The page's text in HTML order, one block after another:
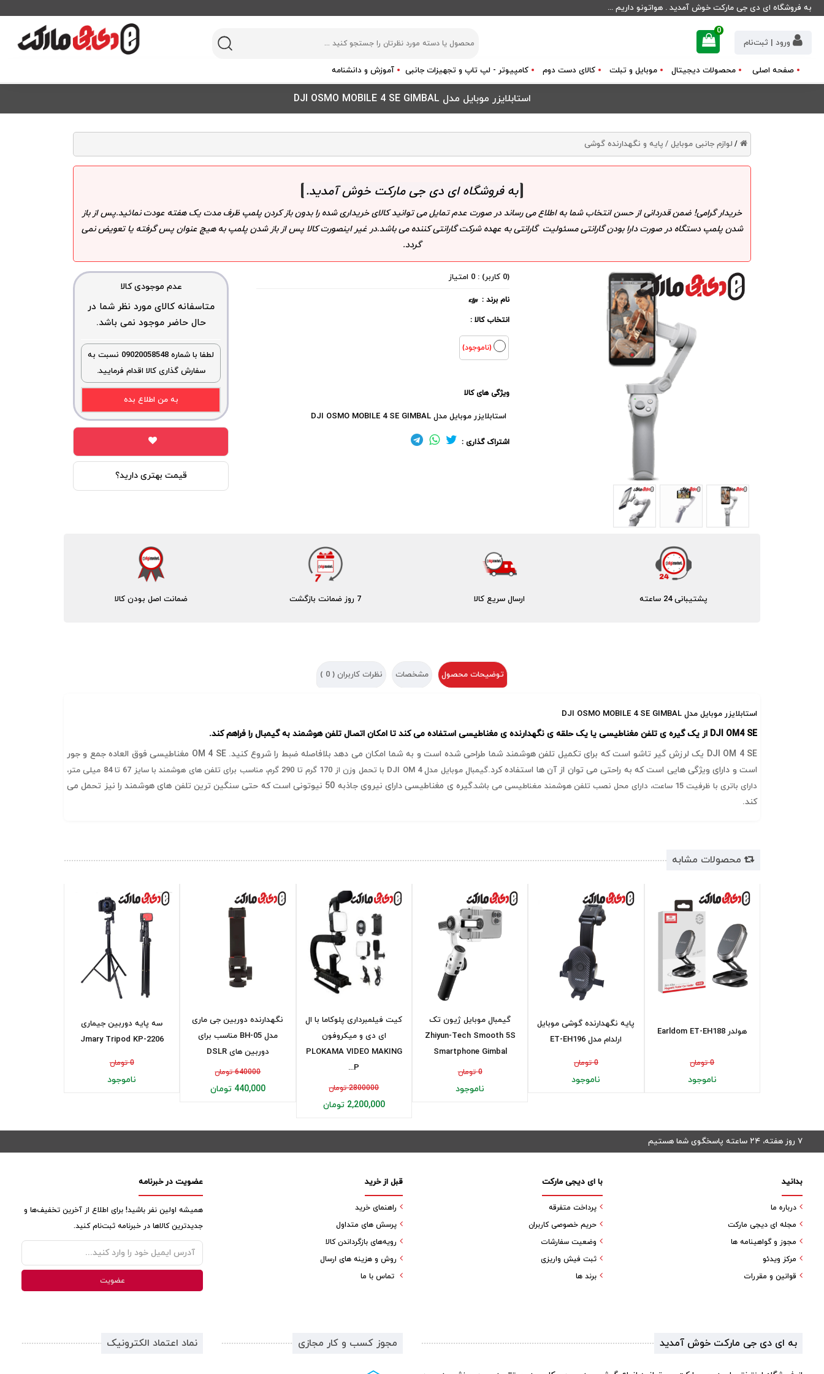
به فروشگاه ای دی جی مارکت خوش آمدید . هواتونو داریم ...
ورود | ثبت‌نام
0
صفحه اصلی محصولات دیجیتال موبایل و تبلت کالای دست دوم کامپیوتر - لپ تاپ و تجهیزات جانبی آموزش و دانشنامه
استابلایزر موبایل مدل DJI OSMO MOBILE 4 SE GIMBAL
/ لوازم جانبی موبایل / پایه و نگهدارنده گوشی
به فروشگاه ای دی جی مارکت خوش آمدید.
خریدار گرامی! ضمن قدردانی از حسن انتخاب شما به اطلاع می رساند در صورت عدم تمایل می توانید کالای خریداری شده را بدون باز کردن پلمپ ظرف مدت یک هفته عودت نمائید.پس از باز
شدن پلمپ دستگاه در صورت دارا بودن گارانتی مسئولیت گارانتی به عهده شرکت گارانتی کننده می باشد.در غیر اینصورت کالا پس از باز شدن پلمپ به هیچ عنوان پس گرفته یا تعویض نمی
گردد.
(0 کاربر) : 0 امتیاز
نام برند :
انتخاب کالا :
(ناموجود)
ویژگی های کالا
استابلایزر موبایل مدل DJI OSMO MOBILE 4 SE GIMBAL
اشتراک گذاری :
عدم موجودی کالا
متاسفانه کالای مورد نظر شما در
حال حاضر موجود نمی باشد.
لطفا با شماره 09020058548 نسبت به
سفارش گذاری کالا اقدام فرمایید.
به من اطلاع بده
قیمت بهتری دارید؟
ضمانت اصل بودن کالا 7 روز ضمانت بازگشت ارسال سریع کالا پشتیبانی 24 ساعته
توضیحات محصول مشخصات نظرات کاربران ( 0
)
استابلایزر موبایل مدل DJI OSMO MOBILE 4 SE GIMBAL
DJI OM4 SE از یک گیره ی تلفن مغناطیسی یا یک حلقه ی نگهدارنده ی مغناطیسی استفاده می کند تا امکان اتصال تلفن هوشمند به گیمبال را فراهم کند.
DJI OM 4 SE یک لرزش گیر تاشو است که برای تکمیل تلفن هوشمند شما طراحی شده است و به شما امکان می دهد بلافاصله ضبط را شروع کنید. OM 4 SE مغناطیسی فوق العاده جمع و جور
است و دارای ویژگی هایی است که به راحتی می توان از آن ها استفاده کرد.
گیمبال موبایل مدل DJI OM 4 با تحمل وزن از 170 گرم تا 290 گرم، مناسب برای تلفن های هوشمند با سایز 67 تا 84 میلی متر،
دارای باتری با ظرفیت 15 ساعت، دارای محل نصب تلفن هوشمند مغناطیسی می باشد.
گیره ی مغناطیسی دارای نیروی جاذبه 50 نیوتونی است که حتی سنگین ترین تلفن های هوشمند را نیز تحمل می
کند.
محصولات مشابه
سه پایه دوربین جیماری
Jmary Tripod KP-2206
0 تومان
ناموجود
نگهدارنده دوربین جی ماری
مدل BH-05 مناسب برای
دوربین های DSLR
640000 تومان
440,000 تومان
کیت فیلمبرداری پلوکاما با ال
ای دی و میکروفون
PLOKAMA VIDEO MAKING
P...
2800000 تومان
2,200,000 تومان
گیمبال موبایل ژیون تک
Zhiyun-Tech Smooth 5S
Smartphone Gimbal
0 تومان
ناموجود
پایه نگهدارنده گوشی موبایل
ارلدام مدل ET-EH196
0 تومان
ناموجود
هولدر Earldom ET-EH188
0 تومان
ناموجود
۷ روز هفته، ۲۴ ساعته پاسخگوی شما هستیم
عضویت در خبرنامه
همیشه اولین نفر باشید! برای اطلاع از آخرین تخفیف‌ها و
جدیدترین کالاها در خبرنامه ثبت‌نام کنید.
قبل از خرید
راهنمای خرید
پرسش های متداول
رویه‌های بازگرداندن کالا
روش و هزینه های ارسال
تماس با ما
با ای دیجی مارکت
پرداخت متفرقه
حریم خصوصی کاربران
وضعیت سفارشات
ثبت فیش واریزی
برند ها
بدانید
درباره ما
مجله ای دیجی مارکت
مجوز و گواهینامه ها
مرکز ویدئو
قوانین و مقررات
به ای دی جی مارکت خوش آمدید مجوز کسب و کار مجازی نماد اعتماد الکترونیک